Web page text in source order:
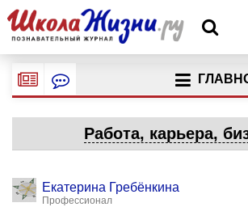
Работа, карьера,
Екатерина Гребёнкина
Профессионал